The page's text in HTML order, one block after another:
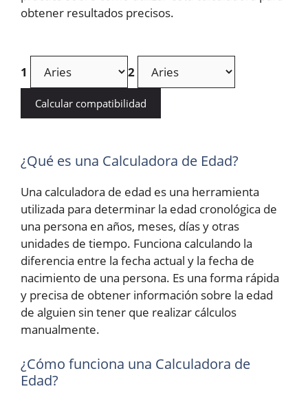
obtener resultados precisos.
1 2
Calcular compatibilidad
¿Qué es una Calculadora de Edad?
Una calculadora de edad es una herramienta
utilizada para determinar la edad cronológica de
una persona en años, meses, días y otras
unidades de tiempo. Funciona calculando la
diferencia entre la fecha actual y la fecha de
nacimiento de una persona. Es una forma rápida
y precisa de obtener información sobre la edad
de alguien sin tener que realizar cálculos
manualmente.
¿Cómo funciona una Calculadora de
Edad?